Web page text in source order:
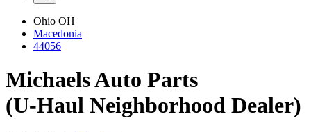
Ohio OH
Macedonia
44056
Michaels Auto Parts
(U-Haul Neighborhood Dealer)